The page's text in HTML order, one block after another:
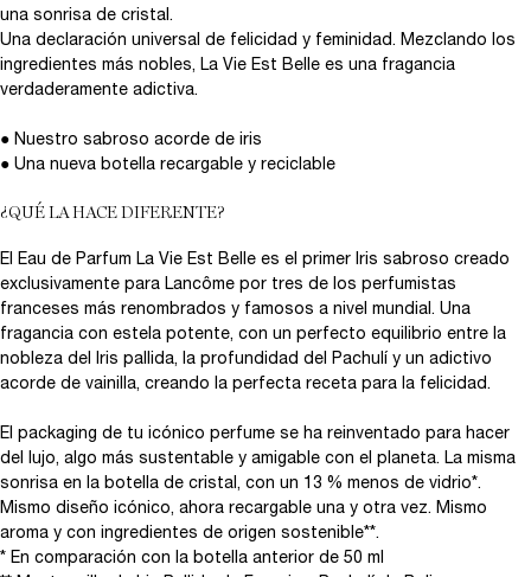
una sonrisa de cristal.
Una declaración universal de felicidad y feminidad. Mezclando los
ingredientes más nobles, La Vie Est Belle es una fragancia
verdaderamente adictiva.
● Nuestro sabroso acorde de iris
● Una nueva botella recargable y reciclable
¿QUÉ LA HACE DIFERENTE?
El Eau de Parfum La Vie Est Belle es el primer Iris sabroso creado
exclusivamente para Lancôme por tres de los perfumistas
franceses más renombrados y famosos a nivel mundial. Una
fragancia con estela potente, con un perfecto equilibrio entre la
nobleza del Iris pallida, la profundidad del Pachulí y un adictivo
acorde de vainilla, creando la perfecta receta para la felicidad.
El packaging de tu icónico perfume se ha reinventado para hacer
del lujo, algo más sustentable y amigable con el planeta. La misma
sonrisa en la botella de cristal, con un 13 % menos de vidrio*.
Mismo diseño icónico, ahora recargable una y otra vez. Mismo
aroma y con ingredientes de origen sostenible**.
* En comparación con la botella anterior de 50 ml